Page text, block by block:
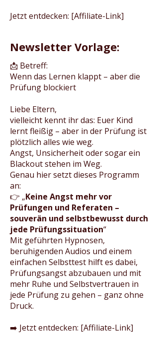
Jetzt entdecken: [Affiliate-Link]
Newsletter Vorlage:
📩 Betreff:
Wenn das Lernen klappt – aber die
Prüfung blockiert
Liebe Eltern,
vielleicht kennt ihr das: Euer Kind
lernt fleißig – aber in der Prüfung ist
plötzlich alles wie weg.
Angst, Unsicherheit oder sogar ein
Blackout stehen im Weg.
Genau hier setzt dieses Programm
an:
👉 „Keine Angst mehr vor
Prüfungen und Referaten –
souverän und selbstbewusst durch
jede Prüfungssituation“
Mit geführten Hypnosen,
beruhigenden Audios und einem
einfachen Selbsttest hilft es dabei,
Prüfungsangst abzubauen und mit
mehr Ruhe und Selbstvertrauen in
jede Prüfung zu gehen – ganz ohne
Druck.
➡️ Jetzt entdecken: [Affiliate-Link]